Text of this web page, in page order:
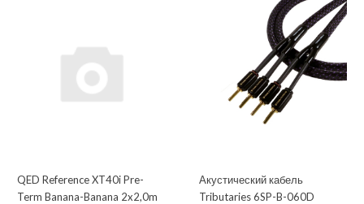
QED Reference XT40i Pre-
Term Banana-Banana 2x2,0m
Акустический кабель
Tributaries 6SP-B-060D